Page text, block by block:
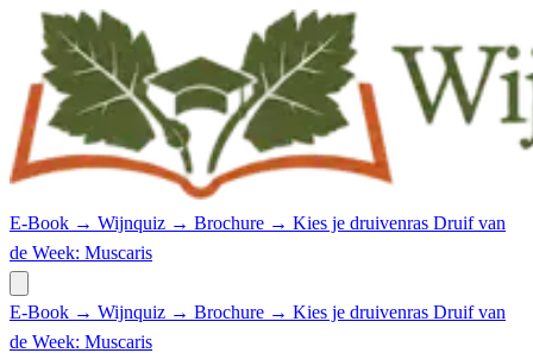
E-Book → Wijnquiz → Brochure → Kies je druivenras Druif van
de Week: Muscaris
E-Book → Wijnquiz → Brochure → Kies je druivenras Druif van
de Week: Muscaris